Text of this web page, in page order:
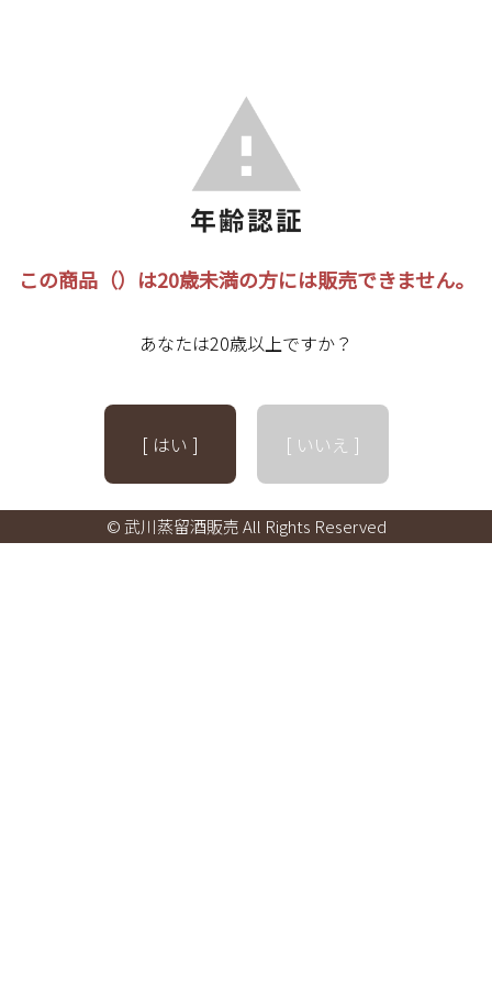
この商品（）は20歳未満の方には販売できません。
あなたは20歳以上ですか？
[ はい ] [ いいえ ]
© 武川蒸留酒販売 All Rights Reserved